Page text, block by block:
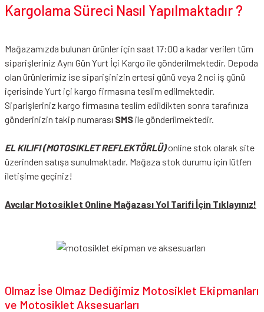
Kargolama Süreci Nasıl Yapılmaktadır ?
Mağazamızda bulunan ürünler için saat 17:00 a kadar verilen tüm
siparişleriniz Aynı Gün Yurt İçi Kargo ile gönderilmektedir. Depoda
olan ürünlerimiz ise siparişinizin ertesi günü veya 2 nci iş günü
içerisinde Yurt içi kargo firmasına teslim edilmektedir.
Siparişleriniz kargo firmasına teslim edildikten sonra tarafınıza
gönderinizin takip numarası SMS ile gönderilmektedir.
EL KILIFI (MOTOSIKLET REFLEKTÖRLÜ)online stok olarak site
üzerinden satışa sunulmaktadır. Mağaza stok durumu için lütfen
iletişime geçiniz!
Avcılar Motosiklet Online Mağazası Yol Tarifi İçin Tıklayınız!
Olmaz İse Olmaz Dediğimiz Motosiklet Ekipmanları
ve Motosiklet Aksesuarları